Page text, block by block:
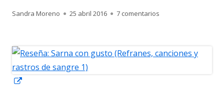
Autor
Sandra Moreno
Publicado
25 abril 2016 7 comentarios